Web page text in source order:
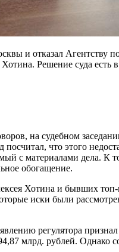
и отказал Агентству
Решение суда есть
на судебном
что этого
с материалами дела. К
обогащение.
Хотина и бывших топ-
иски были
регулятора
млрд. рублей. Однако